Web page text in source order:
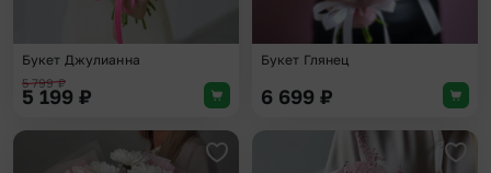
Букет Джулианна
5 799₽
5 199 ₽
Букет Глянец
6 699 ₽